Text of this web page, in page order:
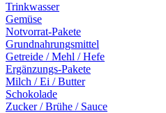
Trinkwasser
Gemüse
Notvorrat-Pakete
Grundnahrungsmittel
Getreide / Mehl / Hefe
Ergänzungs-Pakete
Milch / Ei / Butter
Schokolade
Zucker / Brühe / Sauce